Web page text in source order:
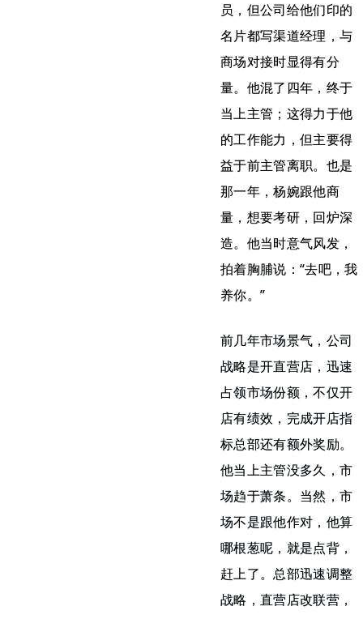
员，但公司给他们印的
名片都写渠道经理，与
商场对接时显得有分
量。他混了四年，终于
当上主管；这得力于他
的工作能力，但主要得
益于前主管离职。也是
那一年，杨婉跟他商
量，想要考研，回炉深
造。他当时意气风发，
拍着胸脯说：“去吧，我
养你。”
前几年市场景气，公司
战略是开直营店，迅速
占领市场份额，不仅开
店有绩效，完成开店指
标总部还有额外奖励。
他当上主管没多久，市
场趋于萧条。当然，市
场不是跟他作对，他算
哪根葱呢，就是点背，
赶上了。总部迅速调整
战略，直营店改联营，